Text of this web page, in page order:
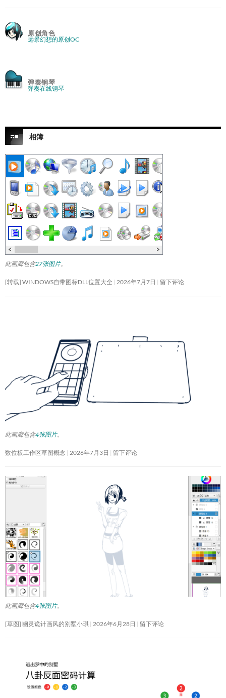
原创角色
远景幻想的原创OC
弹奏钢琴
弹奏在线钢琴
相簿
此画廊包含27张图片。
[转载] WINDOWS自带图标DLL位置大全 2026年7月7日 留下评论
此画廊包含4张图片。
数位板工作区草图概念 2026年7月3日 留下评论
此画廊包含4张图片。
[草图] 幽灵诡计画风的别墅小琪 2026年6月28日 留下评论